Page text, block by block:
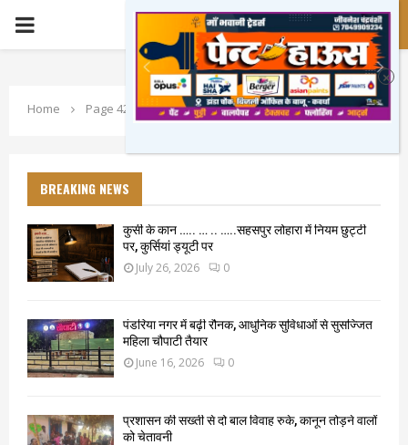
PRIMARY
Home Page 425
BREAKING NEWS
कुर्सी के कान ….. … .. …..सहसपुर लोहारा में नियम छुट्टी
पर, कुर्सियां ड्यूटी पर
July 26, 2026 0
पंडरिया नगर में बढ़ी रौनक, आधुनिक सुविधाओं से सुसज्जित
महिला चौपाटी तैयार
June 16, 2026 0
प्रशासन की सख्ती से दो बाल विवाह रुके, कानून तोड़ने वालों
को चेतावनी